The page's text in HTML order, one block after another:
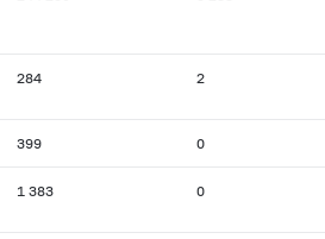
284 2
399 0
1 383 0